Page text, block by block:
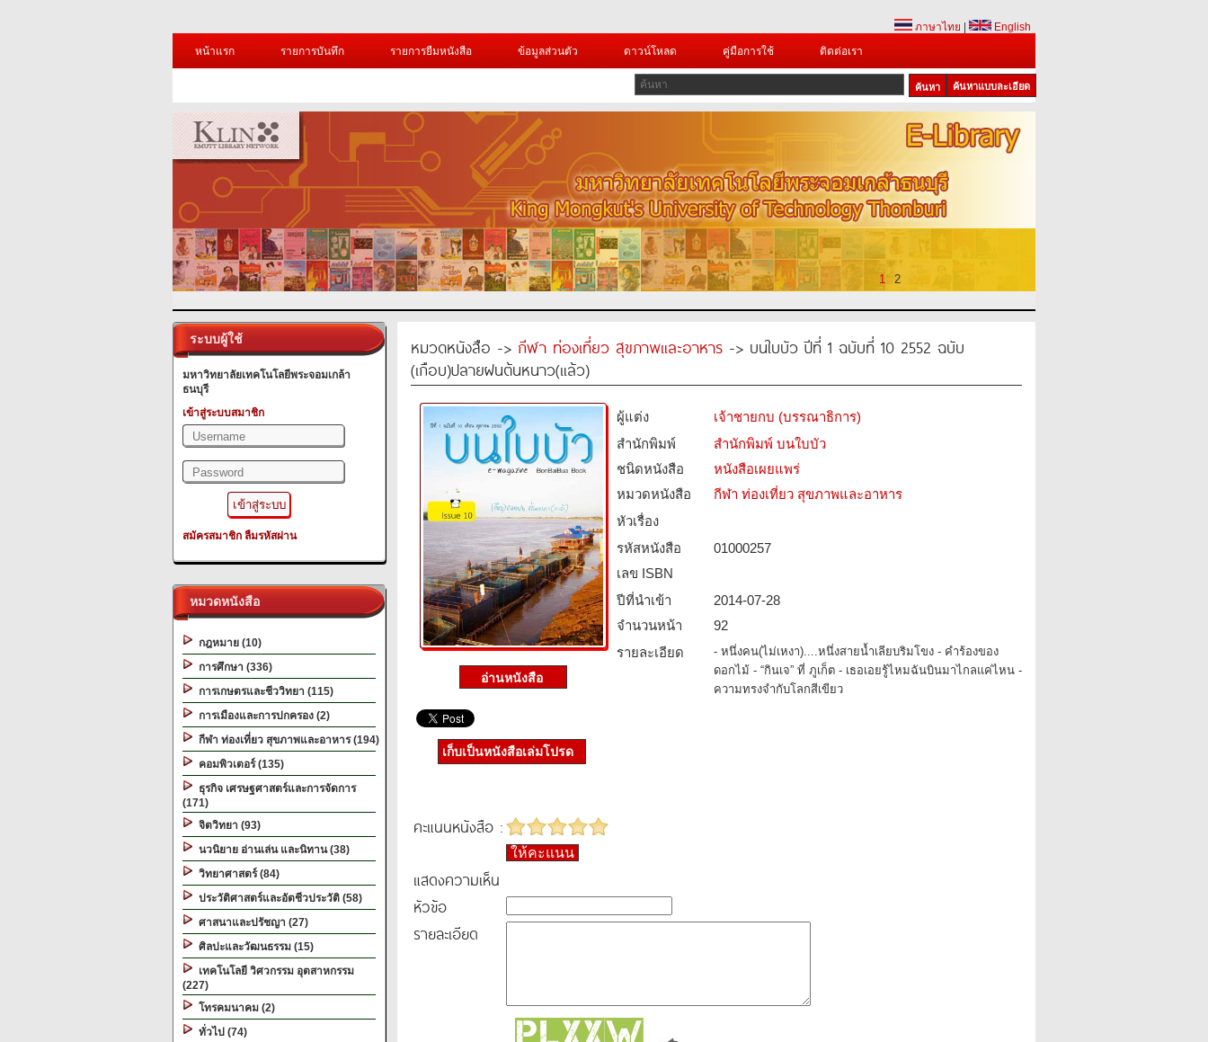
ภาษาไทย
English
หน้าแรก
รายการบันทึก รายการยืมหนังสือ ข้อมูลส่วนตัว ดาวน์โหลด คู่มือการใช้ ติดต่อเรา
ค้นหาแบบละเอียด
1 2
ระบบผู้ใช้
มหาวิทยาลัยเทคโนโลยีพระจอมเกล้า
ธนบุรี
เข้าสู่ระบบสมาชิก
สมัครสมาชิก ลืมรหัสผ่าน
หมวดหนังสือ
กฎหมาย (10)
การศึกษา (336)
การเกษตรและชีววิทยา (115)
การเมืองและการปกครอง (2)
กีฬา ท่องเที่ยว สุขภาพและอาหาร (194)
คอมพิวเตอร์ (135)
ธุรกิจ เศรษฐศาสตร์และการจัดการ
(171)
จิตวิทยา (93)
นวนิยาย อ่านเล่น และนิทาน (38)
วิทยาศาสตร์ (84)
ประวัติศาสตร์และอัตชีวประวัติ (58)
ศาสนาและปรัชญา (27)
ศิลปะและวัฒนธรรม (15)
เทคโนโลยี วิศวกรรม อุตสาหกรรม
(227)
โทรคมนาคม (2)
ทั่วไป (74)
หมวดหนังสือ -> กีฬา ท่องเที่ยว สุขภาพและอาหาร -> บนใบบัว ปีที่ 1 ฉบับที่ 10 2552 ฉบับ
(เกือบ)ปลายฝนต้นหนาว(แล้ว)
ผู้แต่ง
เจ้าชายกบ (บรรณาธิการ)
สำนักพิมพ์
สำนักพิมพ์ บนใบบัว
ชนิดหนังสือ­
หนังสือเผยแพร่
หมวดหนังสือ­
กีฬา ท่องเที่ยว สุขภาพและอาหาร
หัวเรื่อง
รหัสหนังสือ­
01000257
เลข ISBN
ปีที่นำเข้า
2014-07-28
จำนวนหน้า
92
รายละเอียด
- หนึ่งคน(ไม่เหงา)....หนึ่งสายน้ำเลียบริมโขง - คำร้องของ
ดอกไม้ - “กินเจ” ที่ ภูเก็ต - เธอเอยรู้ไหมฉันบินมาไกลแค่ไหน -
ความทรงจำกับโลกสีเขียว
เก็บเป็นหนังสือเล่มโปรด
คะแนนหนังสือ :
ให้คะแนน
แสดงความเห็น
หัวข้อ
รายละเอียด